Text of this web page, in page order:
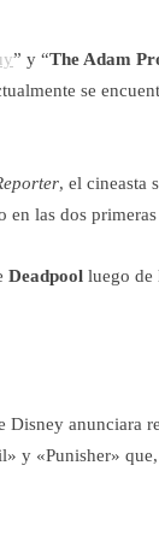
” y “The Adam
se
, el cineasta
en las dos
Deadpool luego de
Disney anunciara
y «Punisher»